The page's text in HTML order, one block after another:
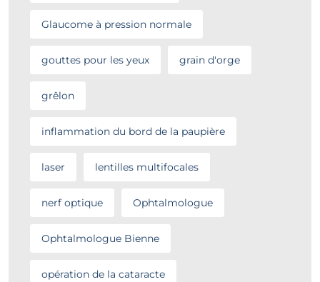
Glaucome à pression normale
gouttes pour les yeux grain d'orge
grêlon
inflammation du bord de la paupière
laser lentilles multifocales
nerf optique Ophtalmologue
Ophtalmologue Bienne
opération de la cataracte